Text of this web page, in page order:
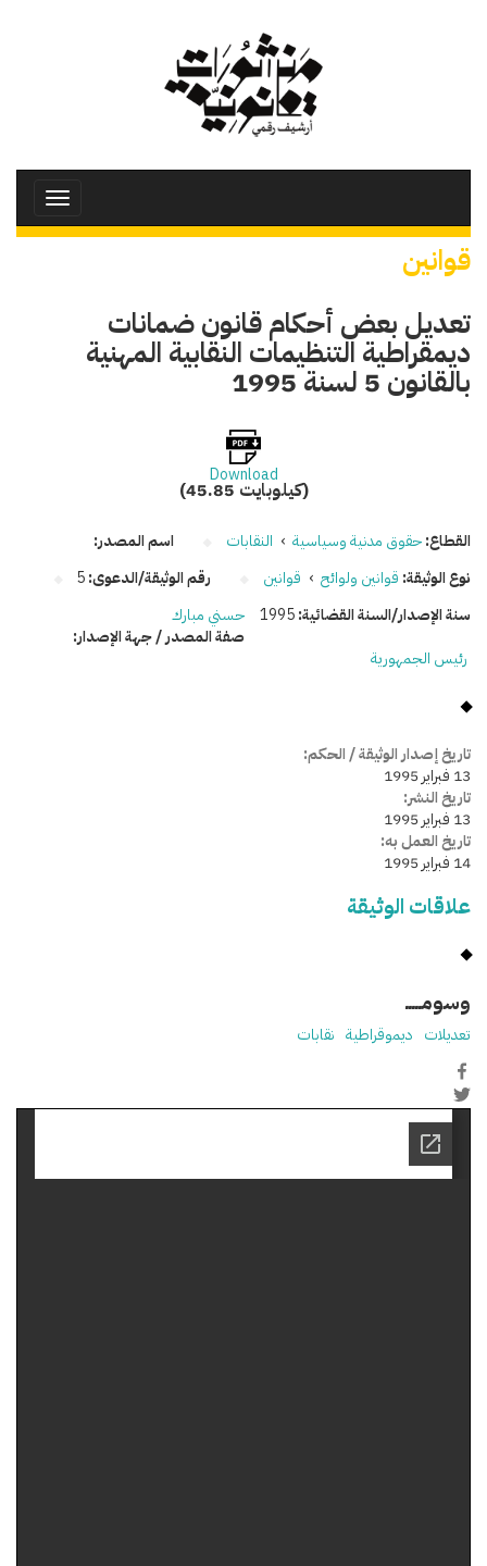
Toggle
قوانين
تعديل بعض أحكام قانون ضمانات
ديمقراطية التنظيمات النقابية المهنية
بالقانون 5 لسنة 1995
Download
(45.85 كيلوبايت)
القطاع:حقوق مدنية وسياسية › النقابات
نوع الوثيقة: قوانين ولوائح › قوانين رقم الوثيقة/الدعوى:5
سنة الإصدار/السنة القضائية:1995
اسم المصدر:
حسني مبارك
صفة المصدر / جهة الإصدار:
رئيس الجمهورية
تاريخ إصدار الوثيقة / الحكم:
13 فبراير 1995
تاريخ النشر:
13 فبراير 1995
تاريخ العمل به:
14 فبراير 1995
علاقات الوثيقة
وسومـــــ
تعديلات ديموقراطية نقابات